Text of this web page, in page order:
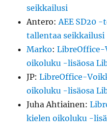
seikkailusi
Antero:AEE SD20
tallentaa seikkailusi
Marko:LibreOffice-
oikoluku -lisäosa
JP:LibreOffice-
oikoluku -lisäosa
Juha Ahtiainen:
kielen oikoluku -